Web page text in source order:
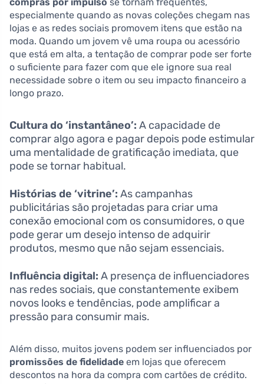
especialmente quando as novas coleções chegam nas
lojas e as redes sociais promovem itens que estão na
moda. Quando um jovem vê uma roupa ou acessório
que está em alta, a tentação de comprar pode ser forte
o suficiente para fazer com que ele ignore sua real
necessidade sobre o item ou seu impacto financeiro a
longo prazo.
Cultura do ‘instantâneo’: A capacidade de
comprar algo agora e pagar depois pode estimular
uma mentalidade de gratificação imediata, que
pode se tornar habitual.
Histórias de ‘vitrine’: As campanhas
publicitárias são projetadas para criar uma
conexão emocional com os consumidores, o que
pode gerar um desejo intenso de adquirir
produtos, mesmo que não sejam essenciais.
Influência digital: A presença de influenciadores
nas redes sociais, que constantemente exibem
novos looks e tendências, pode amplificar a
pressão para consumir mais.
Além disso, muitos jovens podem ser influenciados por
promissões de fidelidade em lojas que oferecem
descontos na hora da compra com cartões de crédito.